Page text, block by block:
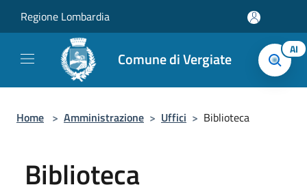
Regione Lombardia
Comune di Vergiate AI
Home > Amministrazione > Uffici > Biblioteca
Biblioteca